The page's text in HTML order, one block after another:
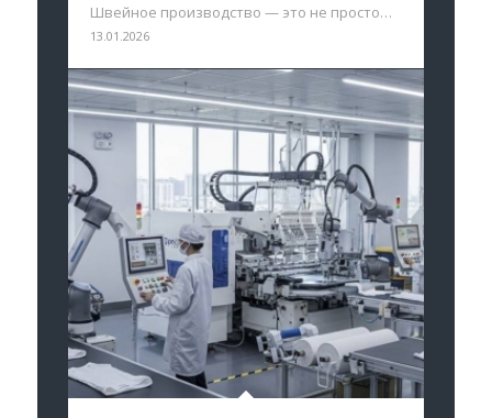
Швейное производство — это не просто…
13.01.2026